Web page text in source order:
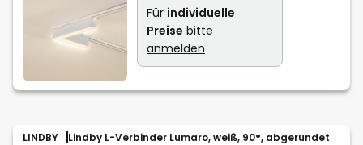
Für individuelle
Preise bitte
anmelden
LINDBY Lindby L-Verbinder Lumaro, weiß, 90°, abgerundet